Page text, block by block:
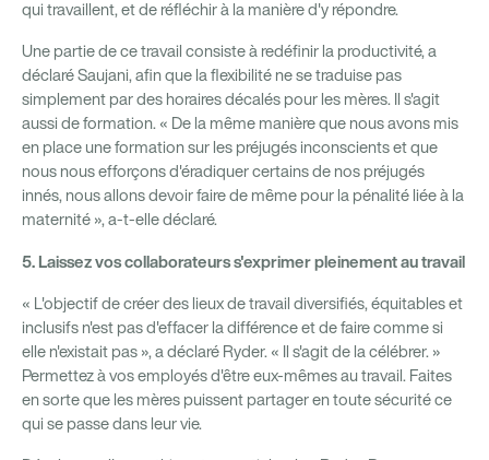
qui travaillent, et de réfléchir à la manière d'y répondre.
Une partie de ce travail consiste à redéfinir la productivité, a
déclaré Saujani, afin que la flexibilité ne se traduise pas
simplement par des horaires décalés pour les mères. Il s'agit
aussi de formation. « De la même manière que nous avons mis
en place une formation sur les préjugés inconscients et que
nous nous efforçons d'éradiquer certains de nos préjugés
innés, nous allons devoir faire de même pour la pénalité liée à la
maternité », a-t-elle déclaré.
5. Laissez vos collaborateurs s'exprimer pleinement au travail
« L'objectif de créer des lieux de travail diversifiés, équitables et
inclusifs n'est pas d'effacer la différence et de faire comme si
elle n'existait pas », a déclaré Ryder. « Il s'agit de la célébrer. »
Permettez à vos employés d'être eux-mêmes au travail. Faites
en sorte que les mères puissent partager en toute sécurité ce
qui se passe dans leur vie.